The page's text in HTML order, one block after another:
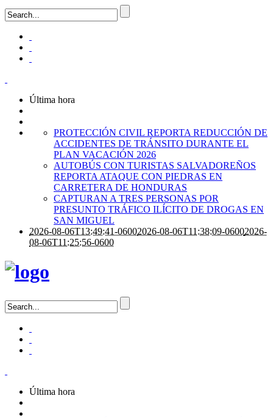
Última hora
PROTECCIÓN CIVIL REPORTA REDUCCIÓN DE
ACCIDENTES DE TRÁNSITO DURANTE EL
PLAN VACACIÓN 2026
AUTOBÚS CON TURISTAS SALVADOREÑOS
REPORTA ATAQUE CON PIEDRAS EN
CARRETERA DE HONDURAS
CAPTURAN A TRES PERSONAS POR
PRESUNTO TRÁFICO ILÍCITO DE DROGAS EN
SAN MIGUEL
2026-08-06T13:49:41-06002026-08-06T11:38:09-06002026-
08-06T11:25:56-0600
Última hora